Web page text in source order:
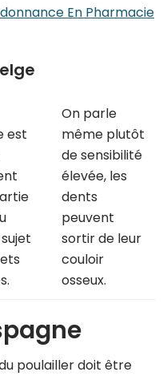
En Pharmacie
est
On parle
même plutôt
de sensibilité
élevée, les
dents
peuvent
sortir de leur
couloir
osseux.
poulailler doit être